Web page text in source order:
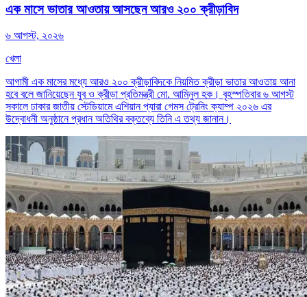
এক মাসে ভাতার আওতায় আসছেন আরও ২০০ ক্রীড়াবিদ
৬ আগস্ট, ২০২৬
খেলা
আগামী এক মাসের মধ্যে আরও ২০০ ক্রীড়াবিদকে নিয়মিত ক্রীড়া ভাতার আওতায় আনা
হবে বলে জানিয়েছেন যুব ও ক্রীড়া প্রতিমন্ত্রী মো. আমিনুল হক। বৃহস্পতিবার ৬ আগস্ট
সকালে ঢাকার জাতীয় স্টেডিয়ামে এশিয়ান প্যারা গেমস ট্রেনিং ক্যাম্প ২০২৬ এর
উদ্বোধনী অনুষ্ঠানে প্রধান অতিথির বক্তব্যে তিনি এ তথ্য জানান।